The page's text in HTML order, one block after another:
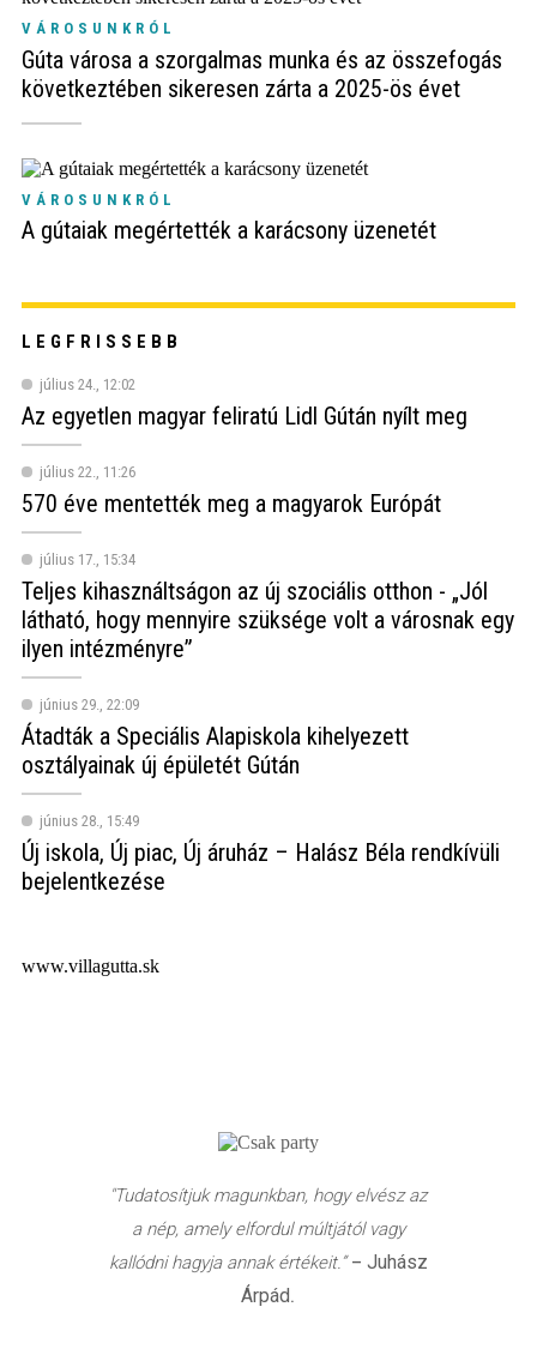
VÁROSUNKRÓL
Gúta városa a szorgalmas munka és az összefogás
következtében sikeresen zárta a 2025-ös évet
VÁROSUNKRÓL
A gútaiak megértették a karácsony üzenetét
LEGFRISSEBB
július 24., 12:02
Az egyetlen magyar feliratú Lidl Gútán nyílt meg
július 22., 11:26
570 éve mentették meg a magyarok Európát
július 17., 15:34
Teljes kihasználtságon az új szociális otthon - „Jól
látható, hogy mennyire szüksége volt a városnak egy
ilyen intézményre”
június 29., 22:09
Átadták a Speciális Alapiskola kihelyezett
osztályainak új épületét Gútán
június 28., 15:49
Új iskola, Új piac, Új áruház – Halász Béla rendkívüli
bejelentkezése
www.villagutta.sk
"Tudatosítjuk magunkban, hogy elvész az
a nép, amely elfordul múltjától vagy
kallódni hagyja annak értékeit.”– Juhász
Árpád.